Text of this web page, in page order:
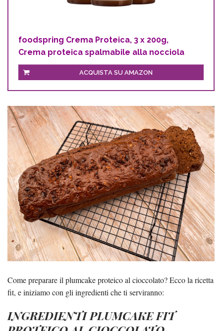
foodspring Crema Proteica, 3 x 200g,
Crema proteica spalmabile alla nocciola
ACQUISTA SU AMAZON
Come preparare il plumcake proteico al cioccolato? Ecco la ricetta
fit, e iniziamo con gli ingredienti che ti serviranno:
INGREDIENTI PLUMCAKE FIT